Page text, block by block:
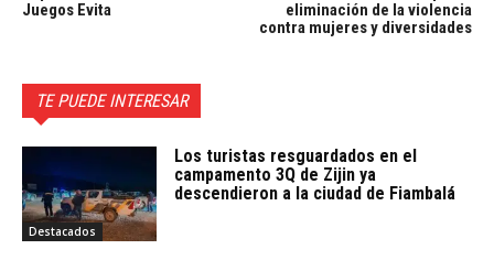
Juegos Evita
eliminación de la violencia
contra mujeres y diversidades
TE PUEDE INTERESAR
Destacados
Los turistas resguardados en el
campamento 3Q de Zijin ya
descendieron a la ciudad de Fiambalá